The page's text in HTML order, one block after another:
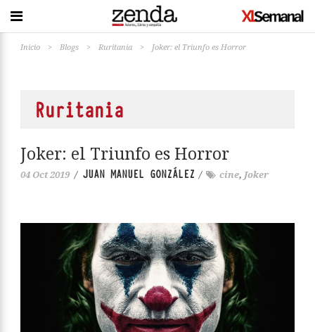
Inicio > Blogs > Ruritania > Joker: el Triunfo es Horror
Ruritania
Joker: el Triunfo es Horror
04 Oct 2019 / JUAN MANUEL GONZÁLEZ / cine, Joker